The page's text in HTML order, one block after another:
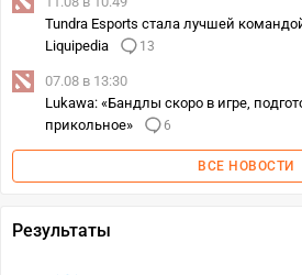
Tundra Esports стала лучшей
Liquipedia
13
07.08 в 13:30
Lukawa: «Бандлы скоро в игре,
прикольное»
6
ВСЕ НОВОСТИ
Результаты